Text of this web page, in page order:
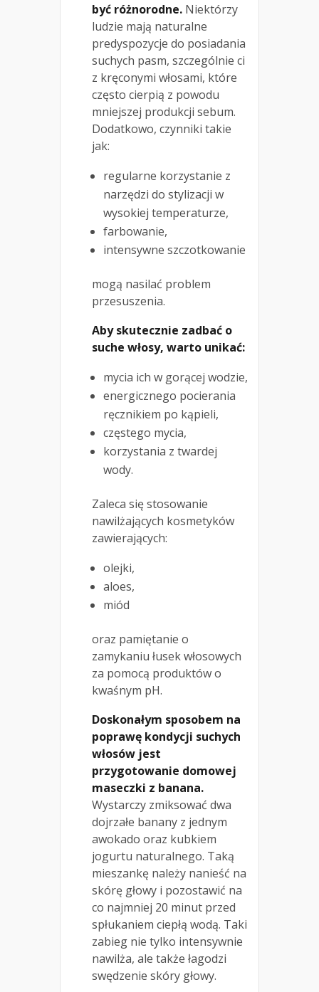
być różnorodne. Niektórzy
ludzie mają naturalne
predyspozycje do posiadania
suchych pasm, szczególnie ci
z kręconymi włosami, które
często cierpią z powodu
mniejszej produkcji sebum.
Dodatkowo, czynniki takie
jak:
regularne korzystanie z
narzędzi do stylizacji w
wysokiej temperaturze,
farbowanie,
intensywne szczotkowanie
mogą nasilać problem
przesuszenia.
Aby skutecznie zadbać o
suche włosy, warto unikać:
mycia ich w gorącej wodzie,
energicznego pocierania
ręcznikiem po kąpieli,
częstego mycia,
korzystania z twardej
wody.
Zaleca się stosowanie
nawilżających kosmetyków
zawierających:
olejki,
aloes,
miód
oraz pamiętanie o
zamykaniu łusek włosowych
za pomocą produktów o
kwaśnym pH.
Doskonałym sposobem na
poprawę kondycji suchych
włosów jest
przygotowanie domowej
maseczki z banana.
Wystarczy zmiksować dwa
dojrzałe banany z jednym
awokado oraz kubkiem
jogurtu naturalnego. Taką
mieszankę należy nanieść na
skórę głowy i pozostawić na
co najmniej 20 minut przed
spłukaniem ciepłą wodą. Taki
zabieg nie tylko intensywnie
nawilża, ale także łagodzi
swędzenie skóry głowy.